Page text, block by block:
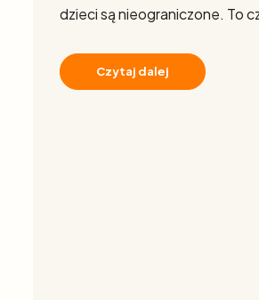
dzieci są nieograniczone. To
Czytaj dalej